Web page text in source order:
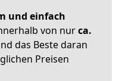
und einfach
von nurca.
das Beste daran
Preisen